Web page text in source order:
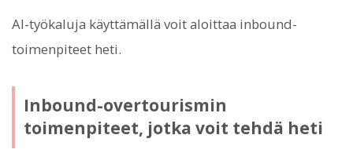
AI-työkaluja käyttämällä voit aloittaa inbound-
toimenpiteet heti.
Inbound-overtourismin
toimenpiteet, jotka voit tehdä heti